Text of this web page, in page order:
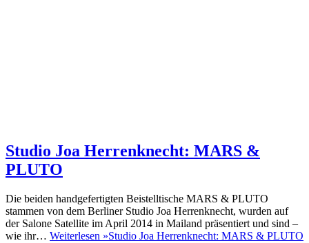
Studio Joa Herrenknecht: MARS &
PLUTO
Die beiden handgefertigten Beistelltische MARS & PLUTO
stammen von dem Berliner Studio Joa Herrenknecht, wurden auf
der Salone Satellite im April 2014 in Mailand präsentiert und sind –
wie ihr… Weiterlesen »Studio Joa Herrenknecht: MARS & PLUTO